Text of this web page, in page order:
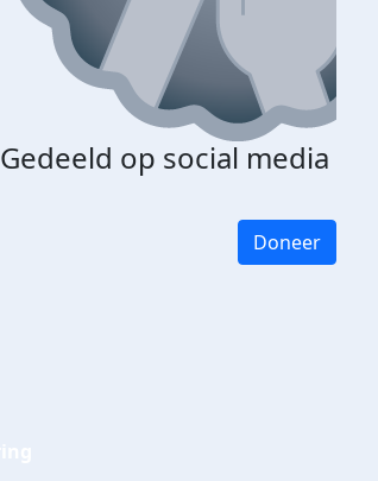
Gedeeld op social media
Doneer